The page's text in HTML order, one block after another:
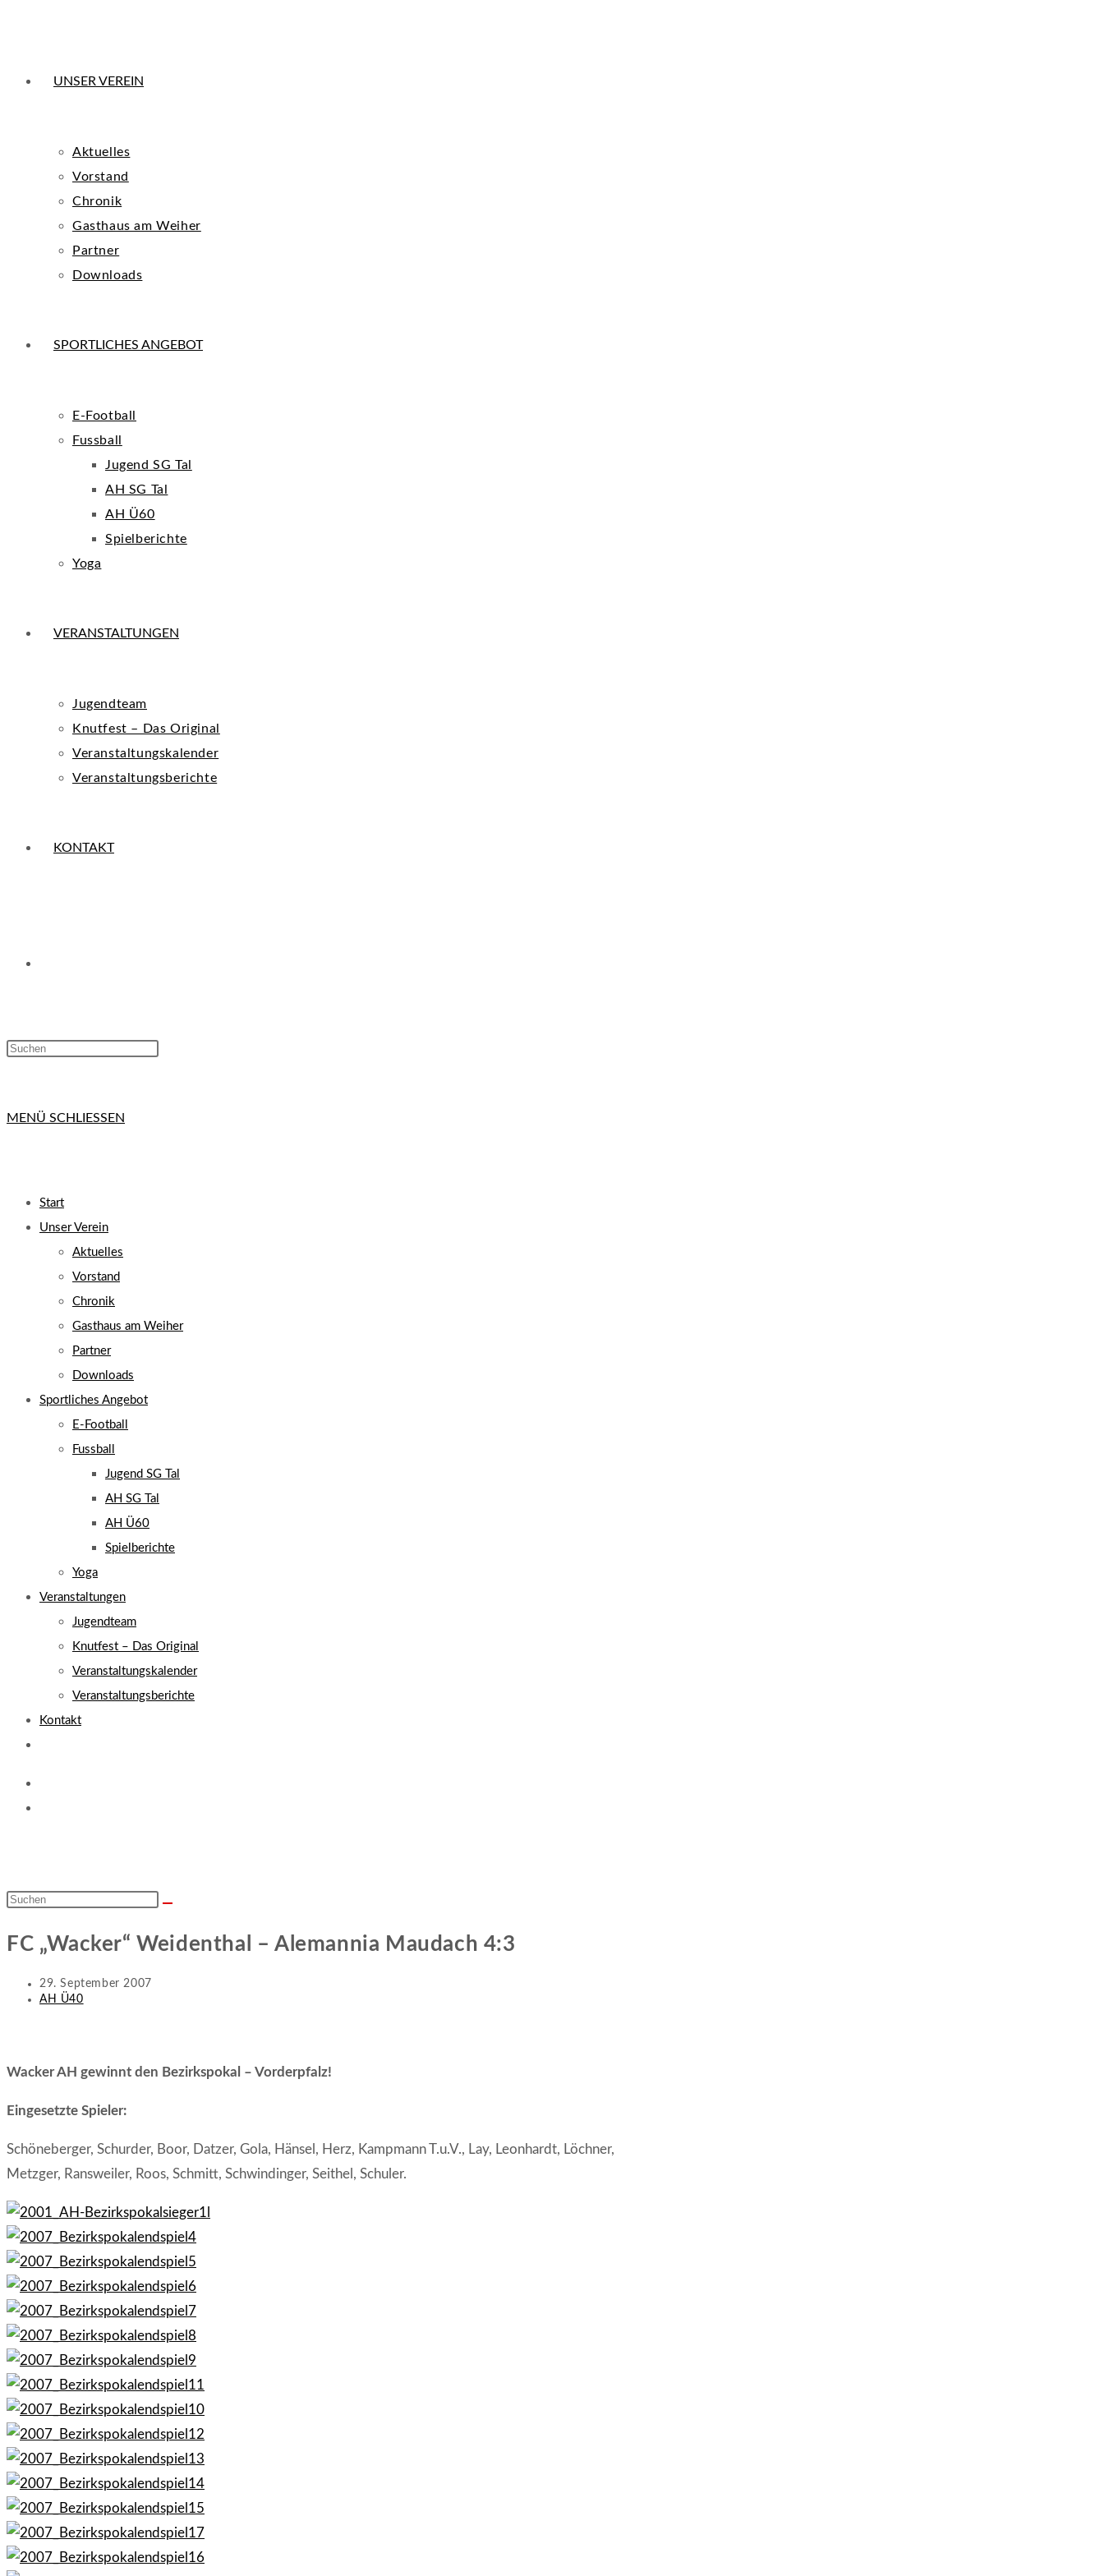
UNSER VEREIN
Aktuelles
Vorstand
Chronik
Gasthaus am Weiher
Partner
Downloads
SPORTLICHES ANGEBOT
E-Football
Fussball
Jugend SG Tal
AH SG Tal
AH Ü60
Spielberichte
Yoga
VERANSTALTUNGEN
Jugendteam
Knutfest – Das Original
Veranstaltungskalender
Veranstaltungsberichte
KONTAKT
MENÜ SCHLIESSEN
Start
Unser Verein
Aktuelles
Vorstand
Chronik
Gasthaus am Weiher
Partner
Downloads
Sportliches Angebot
E-Football
Fussball
Jugend SG Tal
AH SG Tal
AH Ü60
Spielberichte
Yoga
Veranstaltungen
Jugendteam
Knutfest – Das Original
Veranstaltungskalender
Veranstaltungsberichte
Kontakt
Diese
durchsuchen
FC „Wacker“ Weidenthal – Alemannia Maudach 4:3
Beitrag
veröffentlicht:
29. September 2007
Beitrags-
AH Ü40
Wacker AH gewinnt den Bezirkspokal – Vorderpfalz!
Eingesetzte Spieler:
Schöneberger, Schurder, Boor, Datzer, Gola, Hänsel, Herz, Kampmann T.u.V., Lay, Leonhardt, Löchner,
Metzger, Ransweiler, Roos, Schmitt, Schwindinger, Seithel, Schuler.